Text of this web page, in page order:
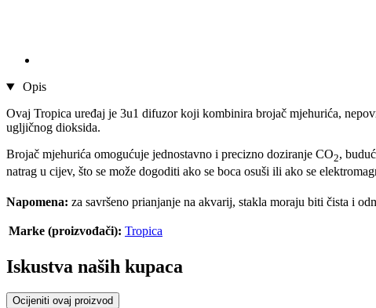
Opis
Ovaj Tropica uređaj je 3u1 difuzor koji kombinira brojač mjehurića,
ugljičnog dioksida.
Brojač mjehurića omogućuje jednostavno i precizno doziranje CO2,
natrag u cijev, što se može dogoditi ako se boca osuši ili ako se
Napomena: za savršeno prianjanje na akvarij, stakla moraju biti čista i
Marke (proizvođači): Tropica
Iskustva naših kupaca
Ocijeniti ovaj proizvod